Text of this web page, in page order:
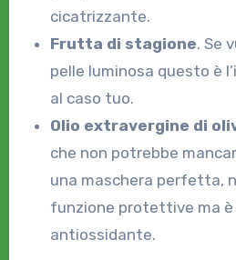
cicatrizzante.
Frutta di stagione. Se
pelle luminosa questo è
al caso tuo.
Olio extravergine di
che non potrebbe
una maschera perfetta,
funzione protettive ma
antiossidante.